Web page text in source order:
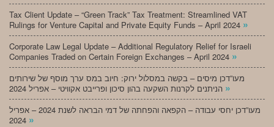
Tax Client Update – “Green Track” Tax Treatment: Streamlined VAT
Rulings for Venture Capital and Private Equity Funds – April 2024 »
Corporate Law Legal Update – Additional Regulatory Relief for Israeli
Companies Traded on Certain Foreign Exchanges – April 2024 »
מעו”דכן מיסים – בקשה במסלול ירוק: חיוב במס ערך מוסף של שירותים
»
מעו”דכן יחסי עבודה – הקפאה והפחתה של דמי הבראה לשנת 2024 – אפריל
»